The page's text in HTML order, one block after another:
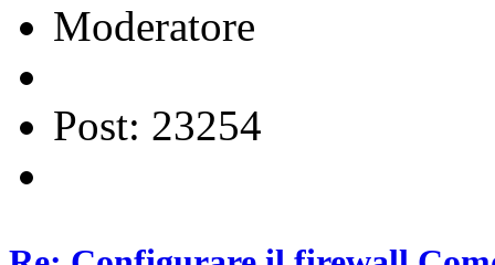
Moderatore
Post: 23254